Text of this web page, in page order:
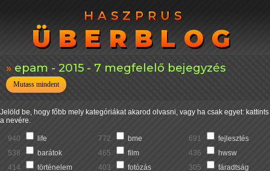
HASZPRUS
ÜBERBLOG
HASZPRUS
ÜBERBLOG
epam - 2015 - 7 megfelelő bejegyzés
Mutass mindent
Jelöld be, hogy főbb mely kategóriákat akarod olvasni, vagy ha csak egyet: kattints
a nevére.
940 life 772 bme 691
fejlesztés
538
barátok 465 film 436
hwsw
414
történelem 403 fotózás 305
fáradtság